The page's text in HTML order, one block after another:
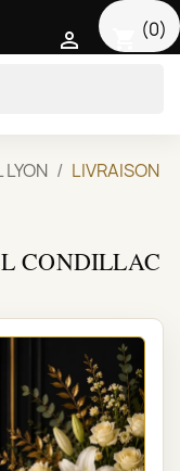
(0)

LIVRAISON
CONDILLAC